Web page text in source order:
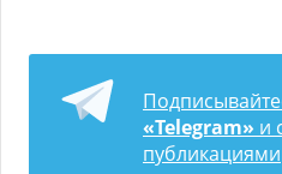
«Telegram» и
публикациями